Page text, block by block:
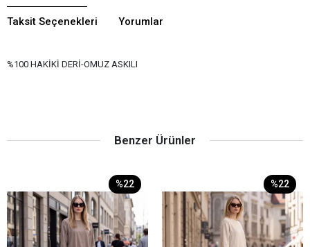
Taksit Seçenekleri Yorumlar
%100 HAKİKİ DERİ-OMUZ ASKILI
Benzer Ürünler
%22 %22